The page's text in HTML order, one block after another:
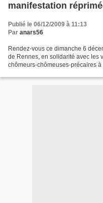
manifestation
Publié le 06/12/2009 à 11:13
Par anars56
Rendez-vous ce dimanche 6
de Rennes, en solidarité avec les
chômeurs-chômeuses-précaires